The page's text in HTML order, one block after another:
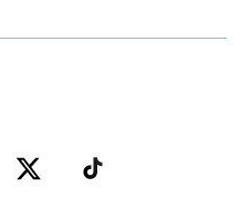
–
TWITTER–
–
WELIFE–